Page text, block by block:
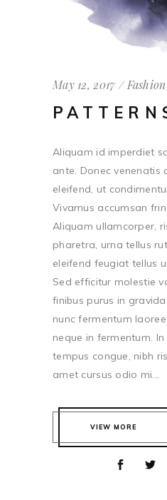
May 12, 2017 Fashion
Aliquam id imperdiet
ante. Donec venenatis
eleifend, ut
Vivamus accumsan
Aliquam ullamcorper,
pharetra, urna tellus
eleifend feugiat tellus
Sed efficitur molestie
finibus purus in
nunc fermentum
neque in fermentum.
tempus congue, nibh
amet cursus odio mi...
VIEW MORE